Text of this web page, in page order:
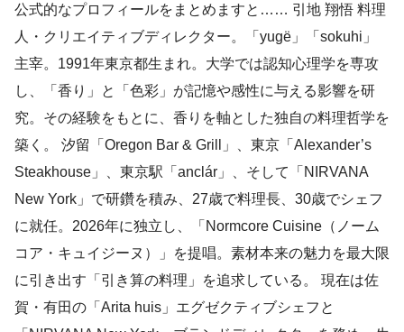
公式的なプロフィールをまとめますと…… 引地 翔悟 料理
人・クリエイティブディレクター。「yugë」「sokuhi」
主宰。1991年東京都生まれ。大学では認知心理学を専攻
し、「香り」と「色彩」が記憶や感性に与える影響を研
究。その経験をもとに、香りを軸とした独自の料理哲学を
築く。 汐留「Oregon Bar & Grill」、東京「Alexander’s
Steakhouse」、東京駅「anclár」、そして「NIRVANA
New York」で研鑽を積み、27歳で料理長、30歳でシェフ
に就任。2026年に独立し、「Normcore Cuisine（ノーム
コア・キュイジーヌ）」を提唱。素材本来の魅力を最大限
に引き出す「引き算の料理」を追求している。 現在は佐
賀・有田の「Arita huis」エグゼクティブシェフと